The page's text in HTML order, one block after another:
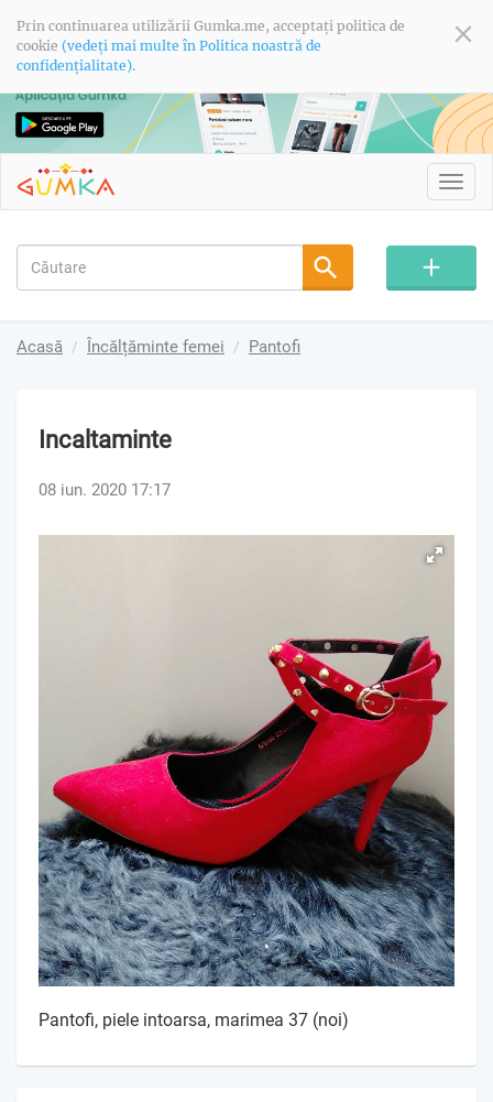
Prin continuarea utilizării Gumka.me, acceptați politica de
cookie (vedeți mai multe în Politica noastră de
confidențialitate).
Acasă Încălțăminte femei Pantofi
Incaltaminte
08 iun. 2020 17:17
Pantofi, piele intoarsa, marimea 37 (noi)